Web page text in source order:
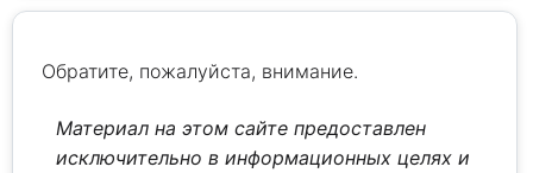
Обратите, пожалуйста, внимание.
Материал на этом сайте предоставлен
исключительно в информационных целях и